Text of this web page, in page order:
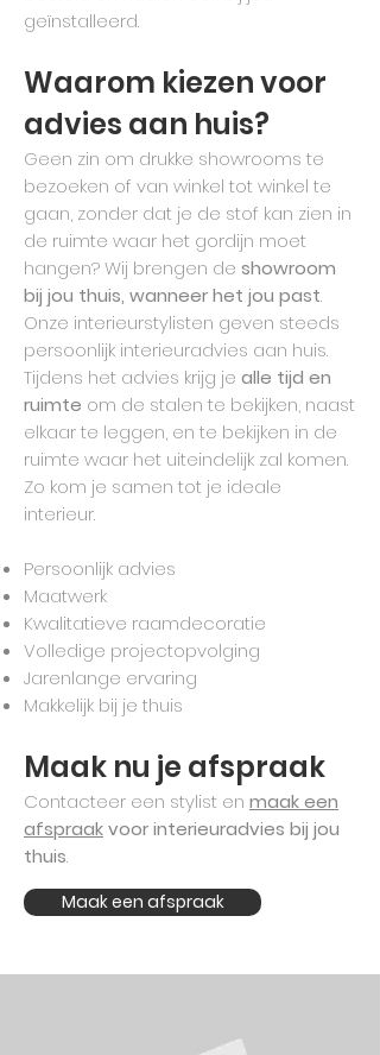
geïnstalleerd.
Waarom kiezen voor
advies aan huis?
Geen zin om drukke showrooms te
bezoeken of van winkel tot winkel te
gaan, zonder dat je de stof kan zien in
de ruimte waar het gordijn moet
hangen? Wij brengen de showroom
bij jou thuis, wanneer het jou past.
Onze interieurstylisten geven steeds
persoonlijk interieuradvies aan huis.
Tijdens het advies krijg je alle tijd en
ruimte om de stalen te bekijken, naast
elkaar te leggen, en te bekijken in de
ruimte waar het uiteindelijk zal komen.
Zo kom je samen tot je ideale
interieur.
Persoonlijk advies
Maatwerk
Kwalitatieve raamdecoratie
Volledige projectopvolging
Jarenlange ervaring
Makkelijk bij je thuis
Maak nu je afspraak
Contacteer een stylist en maak een
afspraakvoor interieuradvies bij jou
thuis.
Maak een afspraak